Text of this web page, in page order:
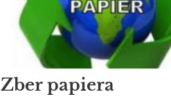
Zber papiera